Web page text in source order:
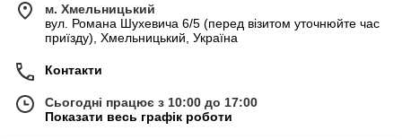
м. Хмельницький
вул. Романа Шухевича 6/5 (перед візитом уточнюйте час
приїзду), Хмельницький, Україна
Контакти
Сьогодні працює з 10:00 до 17:00
Показати весь графік роботи